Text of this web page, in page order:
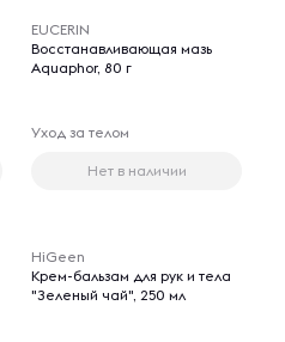
EUCERIN
Восстанавливающая мазь
Aquaphor, 80 г
Уход за телом
Нет в наличии
HiGeen
Крем-бальзам для рук и тела
"Зеленый чай", 250 мл